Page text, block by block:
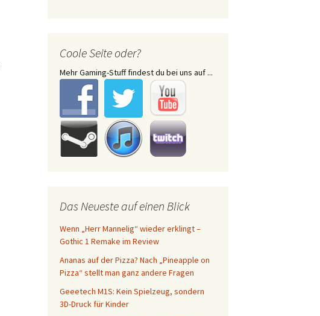
Coole Seite oder?
Mehr Gaming-Stuff findest du bei uns auf ...
Das Neueste auf einen Blick
Wenn „Herr Mannelig“ wieder erklingt –
Gothic 1 Remake im Review
Ananas auf der Pizza? Nach „Pineapple on
Pizza“ stellt man ganz andere Fragen
Geeetech M1S: Kein Spielzeug, sondern
3D-Druck für Kinder